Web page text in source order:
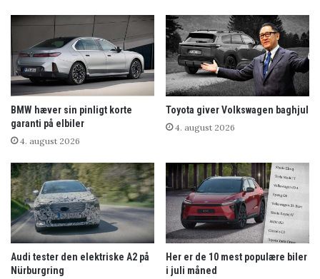
BMW hæver sin pinligt korte
garanti på elbiler
4. august 2026
Toyota giver Volkswagen baghjul
4. august 2026
Audi tester den elektriske A2 på
Nürburgring
Her er de 10 mest populære biler
i juli måned